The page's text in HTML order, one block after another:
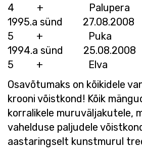
4 + Palupera
1995.a sünd
5 + Puka
1994.a sünd
5 + Elva
Osavõtumaks on kõikidele
krooni võistkond! Kõik
korralikele muruväljakutele,
vahelduse paljudele
aastaringselt kunstmurul